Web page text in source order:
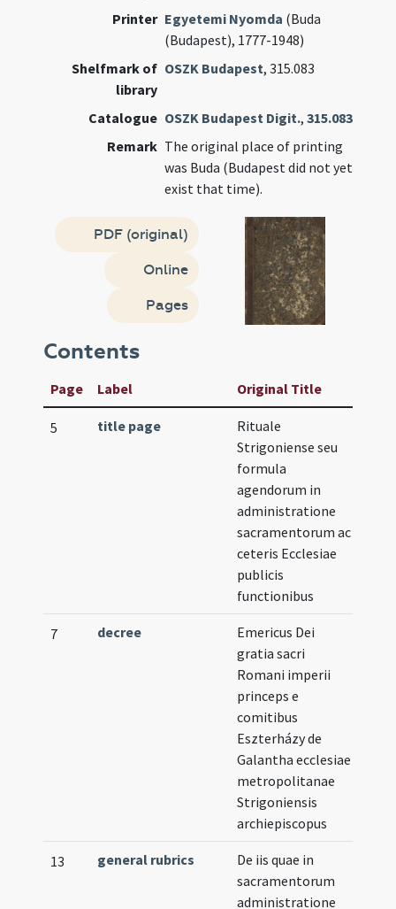
Printer Egyetemi Nyomda (Buda
(Budapest), 1777-1948)
Shelfmark of
library
OSZK Budapest, 315.083
Catalogue OSZK Budapest Digit.,315.083
Remark The original place of printing
was Buda (Budapest did not yet
exist that time).
PDF (original)
Online
Pages
Contents
Page Label Original Title
5 title page
Rituale
Strigoniense seu
formula
agendorum in
administratione
sacramentorum ac
ceteris Ecclesiae
publicis
functionibus
7 decree
Emericus Dei
gratia sacri
Romani imperii
princeps e
comitibus
Eszterházy de
Galantha ecclesiae
metropolitanae
Strigoniensis
archiepiscopus
13 general rubrics
De iis quae in
sacramentorum
administratione